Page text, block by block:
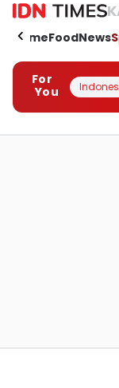
HomeFoodNews
For
You